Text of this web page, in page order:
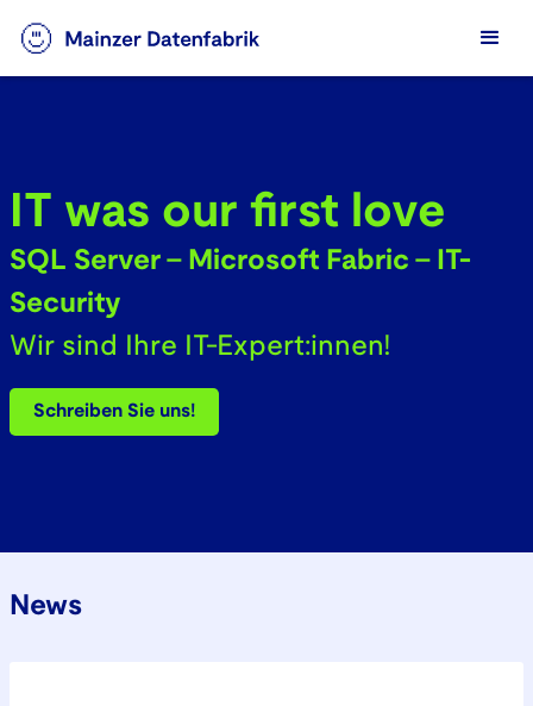
IT was our first love
SQL Server - Microsoft Fabric - IT-
Security
Wir sind Ihre IT-Expert:innen!
Schreiben Sie uns!
News